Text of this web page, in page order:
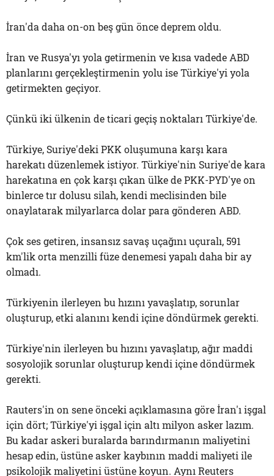
İran'da daha on-on beş gün önce deprem oldu.
İran ve Rusya'yı yola getirmenin ve kısa vadede ABD
planlarını gerçekleştirmenin yolu ise Türkiye'yi yola
getirmekten geçiyor.
Çünkü iki ülkenin de ticari geçiş noktaları Türkiye'de.
Türkiye, Suriye'deki PKK oluşumuna karşı kara
harekatı düzenlemek istiyor. Türkiye'nin Suriye'de kara
harekatına en çok karşı çıkan ülke de PKK-PYD'ye on
binlerce tır dolusu silah, kendi meclisinden bile
onaylatarak milyarlarca dolar para gönderen ABD.
Çok ses getiren, insansız savaş uçağını uçuralı, 591
km'lik orta menzilli füze denemesi yapalı daha bir ay
olmadı.
Türkiyenin ilerleyen bu hızını yavaşlatıp, sorunlar
oluşturup, etki alanını kendi içine döndürmek gerekti.
Türkiye'nin ilerleyen bu hızını yavaşlatıp, ağır maddi
sosyolojik sorunlar oluşturup kendi içine döndürmek
gerekti.
Rauters'in on sene önceki açıklamasına göre İran'ı işgal
için dört; Türkiye'yi işgal için altı milyon asker lazım.
Bu kadar askeri buralarda barındırmanın maliyetini
hesap edin, üstüne asker kaybının maddi maliyeti ile
psikolojik maliyetini üstüne koyun. Aynı Reuters